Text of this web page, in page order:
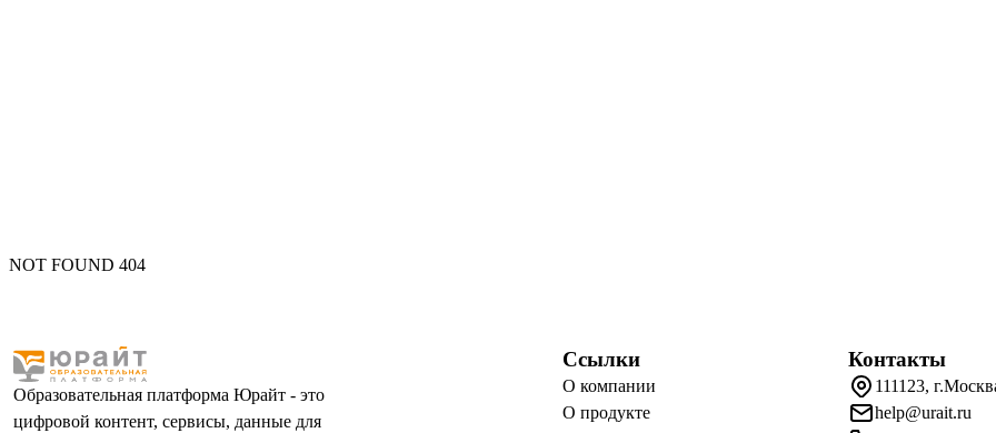
NOT FOUND 404
Образовательная платформа Юрайт - это
цифровой контент, сервисы, данные для
Ссылки
О компании
О продукте
Контакты
111123,
help@urait.ru